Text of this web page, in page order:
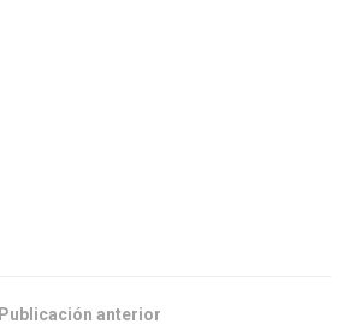
Publicación anterior